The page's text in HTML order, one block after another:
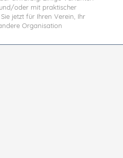
oder mit praktischer
jetzt für Ihren Verein, Ihr
Organisation